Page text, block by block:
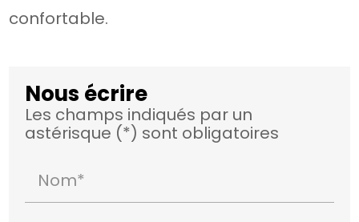
confortable.
Nous écrire
Les champs indiqués par un
astérisque (*) sont obligatoires
Nom*